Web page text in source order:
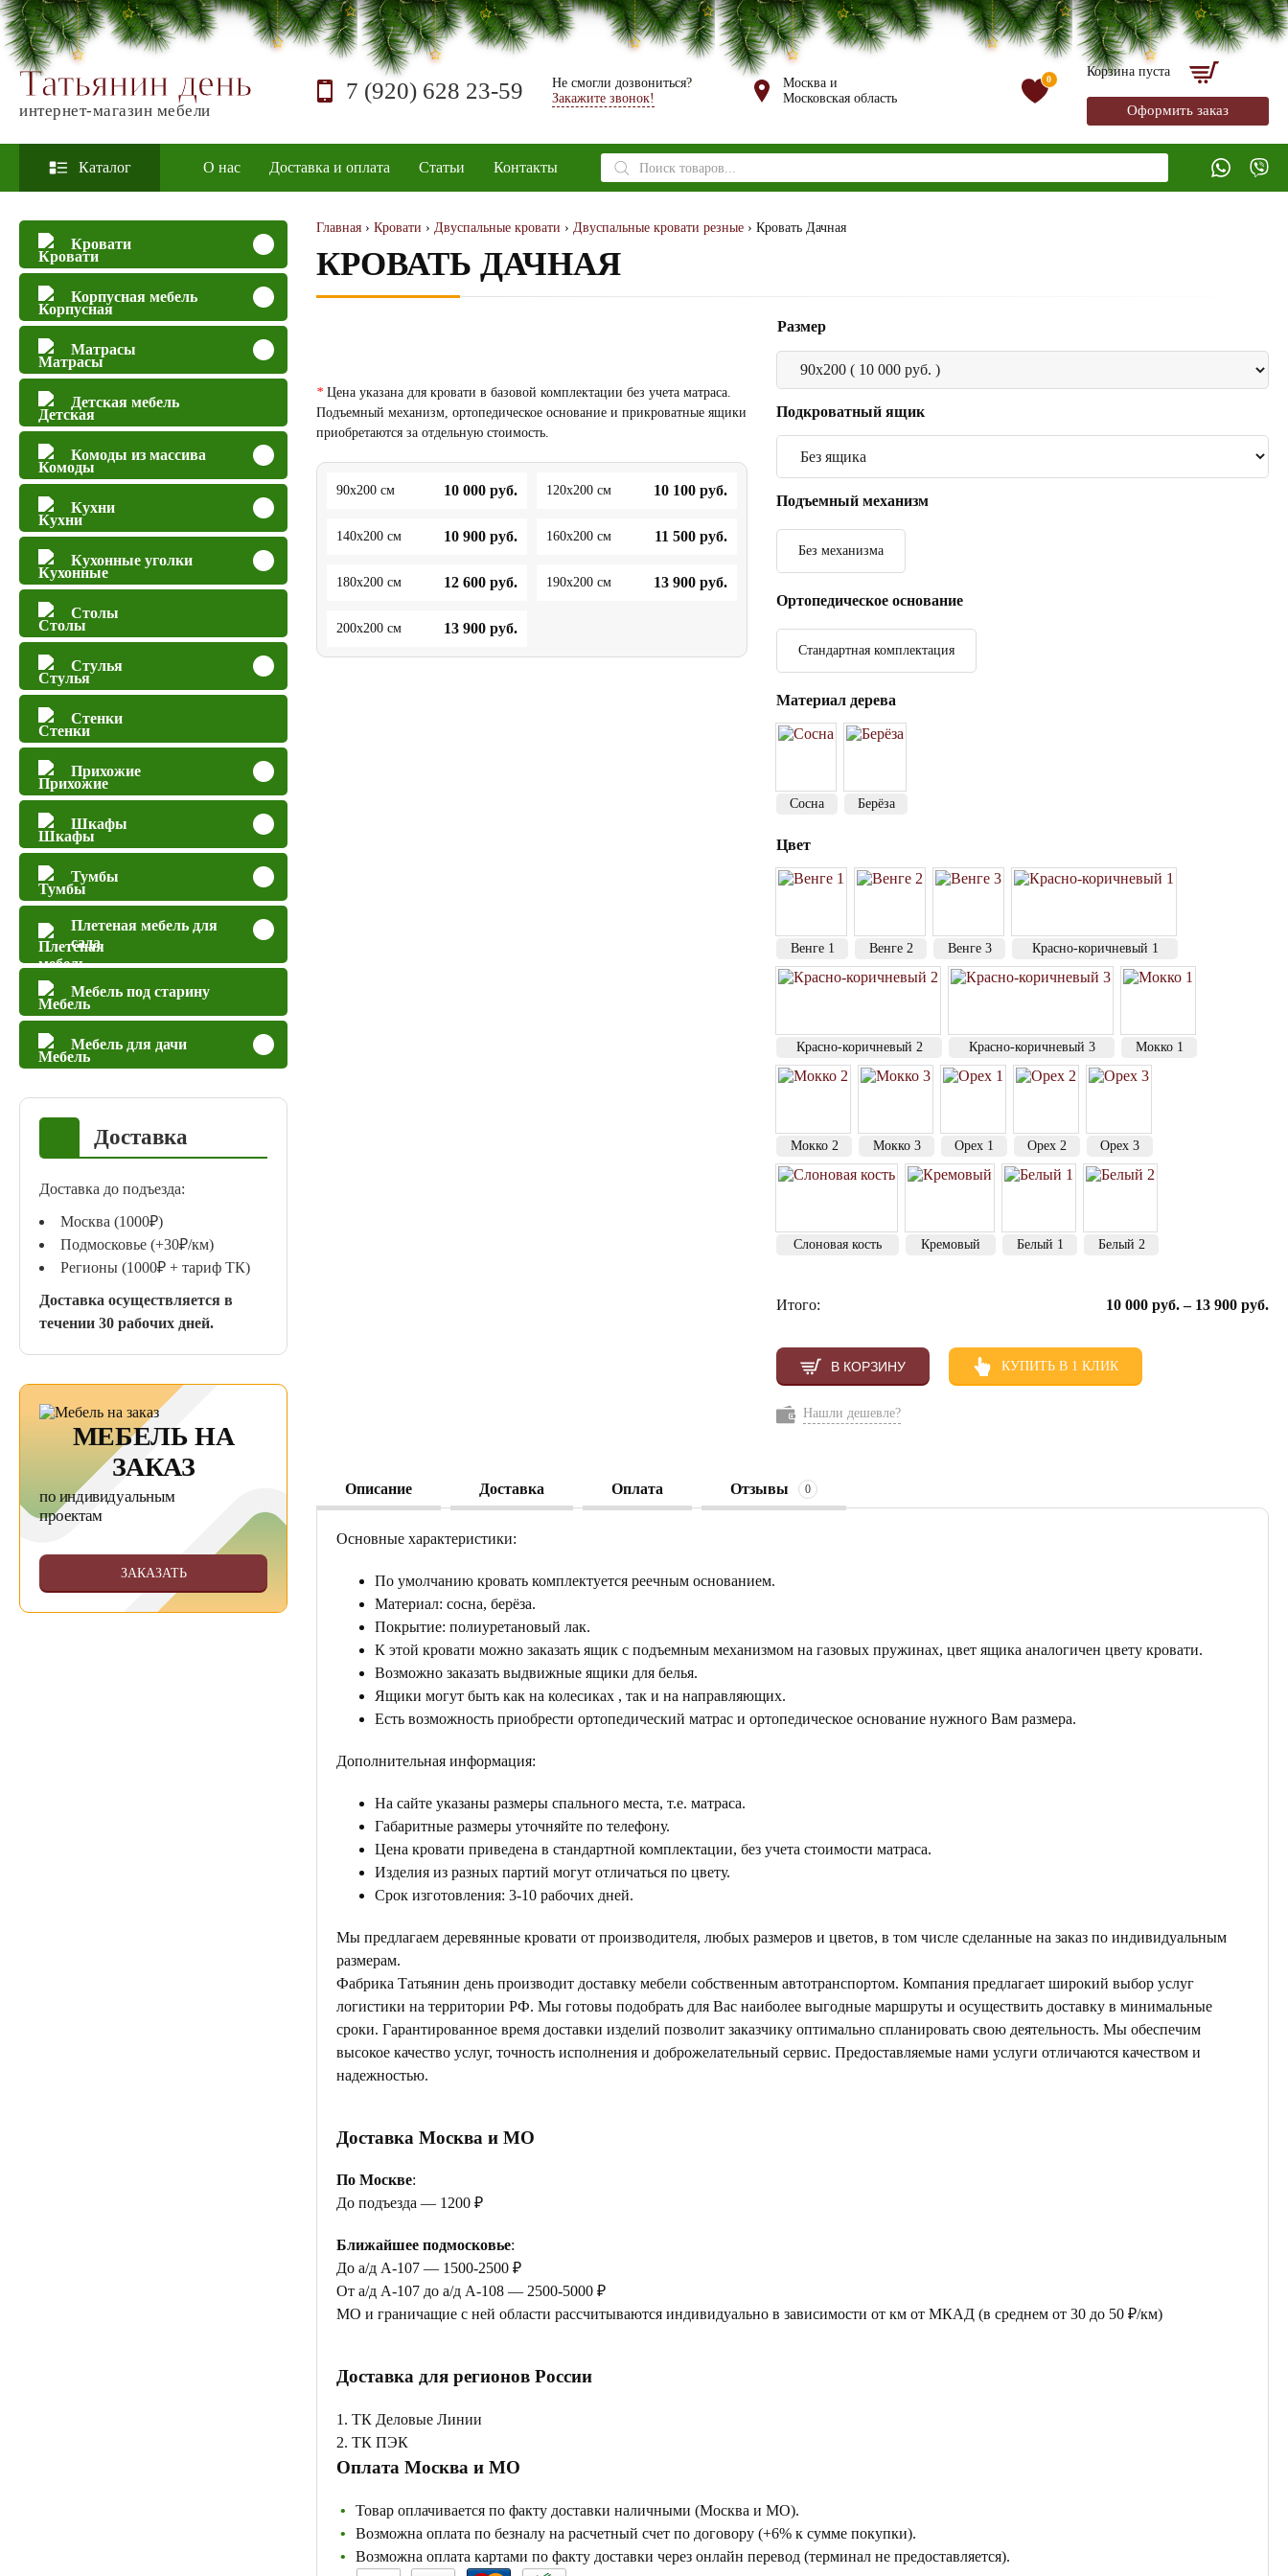
Татьянин день
интернет-магазин мебели
7 (920) 628 23-59
Не смогли дозвониться?
Закажите звонок!
Москва и
Московская область
0
Корзина пуста
Оформить заказ
Каталог О нас Доставка и оплата Статьи Контакты
Поиск
товаров
Кровати
Корпусная мебель
Матрасы
Детская мебель
Комоды из массива
Кухни
Кухонные уголки
Столы
Стулья
Стенки
Прихожие
Шкафы
Тумбы
Плетеная мебель для
сада
Мебель под старину
Мебель для дачи
Доставка
Доставка до подъезда:
Москва (1000₽)
Подмосковье (+30₽/км)
Регионы (1000₽ + тариф ТК)
Доставка осуществляется в
течении 30 рабочих дней.
МЕБЕЛЬ НА
ЗАКАЗ
по индивидуальным
проектам
ЗАКАЗАТЬ
Главная › Кровати › Двуспальные кровати › Двуспальные кровати резные › Кровать Дачная
КРОВАТЬ ДАЧНАЯ
* Цена указана для кровати в базовой комплектации без учета матраса.
Подъемный механизм, ортопедическое основание и прикроватные ящики
приобретаются за отдельную стоимость.
90x200 см 10 000 руб. 120x200 см 10 100 руб.
140x200 см 10 900 руб. 160x200 см 11 500 руб.
180x200 см 12 600 руб. 190x200 см 13 900 руб.
200x200 см 13 900 руб.
Размер
Подкроватный ящик
Подъемный механизм
Без механизма
Ортопедическое основание
Стандартная комплектация
Материал дерева
Сосна Берёза
Цвет
Венге 1 Венге 2 Венге 3 Красно-коричневый 1
Красно-коричневый 2 Красно-коричневый 3 Мокко 1
Мокко 2 Мокко 3 Орех 1 Орех 2 Орех 3
Слоновая кость Кремовый Белый 1 Белый 2
Итого: 10 000 руб.– 13 900 руб.
В КОРЗИНУ КУПИТЬ В 1 КЛИК
Нашли дешевле?
Описание Доставка Оплата Отзывы 0
Основные характеристики:
По умолчанию кровать комплектуется реечным основанием.
Материал: сосна, берёза.
Покрытие: полиуретановый лак.
К этой кровати можно заказать ящик с подъемным механизмом на газовых пружинах, цвет ящика аналогичен цвету кровати.
Возможно заказать выдвижные ящики для белья.
Ящики могут быть как на колесиках , так и на направляющих.
Есть возможность приобрести ортопедический матрас и ортопедическое основание нужного Вам размера.
Дополнительная информация:
На сайте указаны размеры спального места, т.е. матраса.
Габаритные размеры уточняйте по телефону.
Цена кровати приведена в стандартной комплектации, без учета стоимости матраса.
Изделия из разных партий могут отличаться по цвету.
Срок изготовления: 3-10 рабочих дней.
Мы предлагаем деревянные кровати от производителя, любых размеров и цветов, в том числе сделанные на заказ по индивидуальным
размерам.
Фабрика Татьянин день производит доставку мебели собственным автотранспортом. Компания предлагает широкий выбор услуг
логистики на территории РФ. Мы готовы подобрать для Вас наиболее выгодные маршруты и осуществить доставку в минимальные
сроки. Гарантированное время доставки изделий позволит заказчику оптимально спланировать свою деятельность. Мы обеспечим
высокое качество услуг, точность исполнения и доброжелательный сервис. Предоставляемые нами услуги отличаются качеством и
надежностью.
Доставка Москва и МО
По Москве:
До подъезда — 1200 ₽
Ближайшее подмосковье:
До а/д А-107 — 1500-2500 ₽
От а/д А-107 до а/д А-108 — 2500-5000 ₽
МО и граничащие с ней области рассчитываются индивидуально в зависимости от км от МКАД (в среднем от 30 до 50 ₽/км)
Доставка для регионов России
1. ТК Деловые Линии
2. ТК ПЭК
Оплата Москва и МО
Товар оплачивается по факту доставки наличными (Москва и МО).
Возможна оплата по безналу на расчетный счет по договору (+6% к сумме покупки).
Возможна оплата картами по факту доставки через онлайн перевод (терминал не предоставляется).